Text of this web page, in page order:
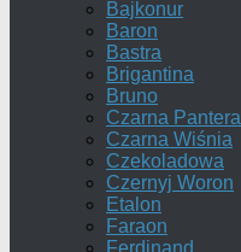
Bajkonur
Baron
Bastra
Brigantina
Bruno
Czarna Pantera
Czarna Wiśnia
Czekoladowa
Czernyj Woron
Etalon
Faraon
Ferdinand